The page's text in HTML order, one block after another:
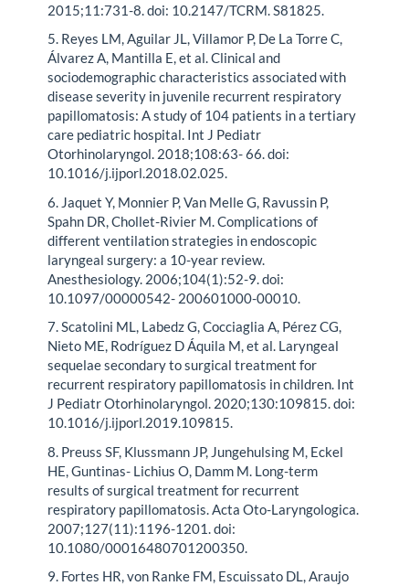
2015;11:731-8. doi: 10.2147/TCRM. S81825.
5. Reyes LM, Aguilar JL, Villamor P, De La Torre C,
Álvarez A, Mantilla E, et al. Clinical and
sociodemographic characteristics associated with
disease severity in juvenile recurrent respiratory
papillomatosis: A study of 104 patients in a tertiary
care pediatric hospital. Int J Pediatr
Otorhinolaryngol. 2018;108:63- 66. doi:
10.1016/j.ijporl.2018.02.025.
6. Jaquet Y, Monnier P, Van Melle G, Ravussin P,
Spahn DR, Chollet-Rivier M. Complications of
different ventilation strategies in endoscopic
laryngeal surgery: a 10-year review.
Anesthesiology. 2006;104(1):52-9. doi:
10.1097/00000542- 200601000-00010.
7. Scatolini ML, Labedz G, Cocciaglia A, Pérez CG,
Nieto ME, Rodríguez D Áquila M, et al. Laryngeal
sequelae secondary to surgical treatment for
recurrent respiratory papillomatosis in children. Int
J Pediatr Otorhinolaryngol. 2020;130:109815. doi:
10.1016/j.ijporl.2019.109815.
8. Preuss SF, Klussmann JP, Jungehulsing M, Eckel
HE, Guntinas- Lichius O, Damm M. Long-term
results of surgical treatment for recurrent
respiratory papillomatosis. Acta Oto-Laryngologica.
2007;127(11):1196-1201. doi:
10.1080/00016480701200350.
9. Fortes HR, von Ranke FM, Escuissato DL, Araujo